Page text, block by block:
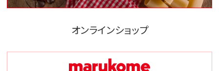
オンラインショップ